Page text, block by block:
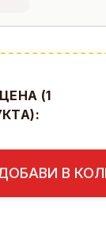
(1
В